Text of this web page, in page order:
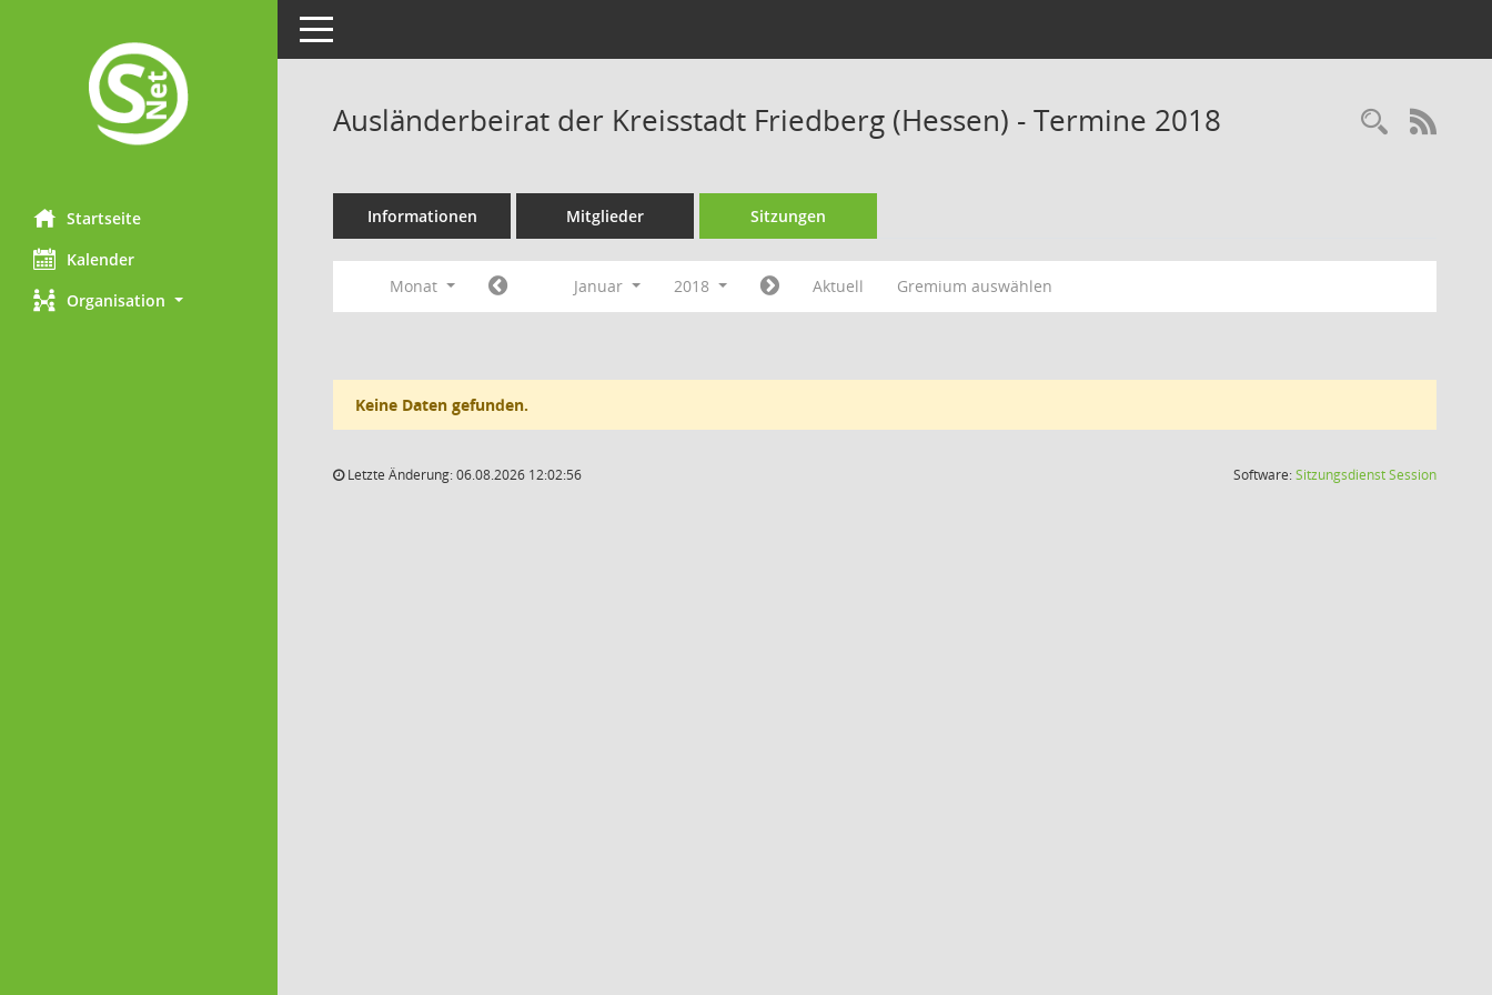
Startseite
Kalender
Organisation
Toggle navigation
Ausländerbeirat der Kreisstadt Friedberg (Hessen) - Termine 2018
Informationen Mitglieder Sitzungen
Monat Januar 2018 Aktuell Gremium auswählen
Keine Daten gefunden.
Letzte Änderung: 06.08.2026 12:02:56 Software:SitzungsdienstSession(Wird in